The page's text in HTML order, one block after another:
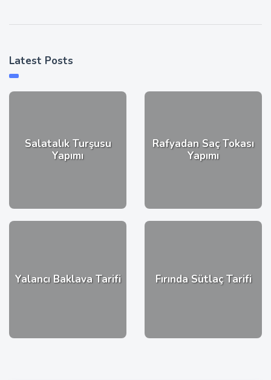
Latest Posts
Salatalık Turşusu
Yapımı
Rafyadan Saç Tokası
Yapımı
Yalancı Baklava Tarifi Fırında Sütlaç Tarifi